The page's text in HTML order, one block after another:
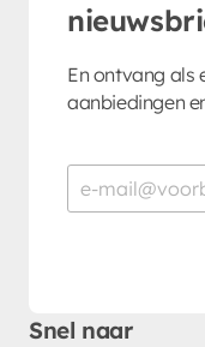
En ontvang als
aanbiedingen
Snel naar